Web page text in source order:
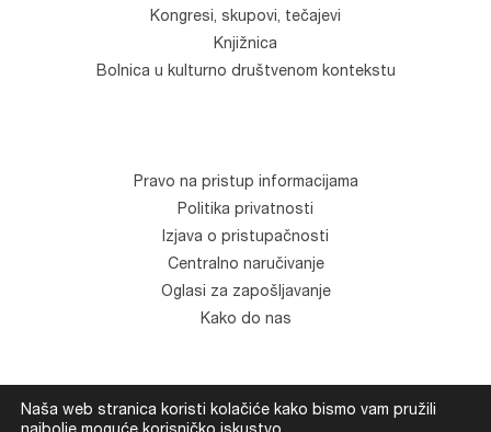
Kongresi, skupovi, tečajevi
Knjižnica
Bolnica u kulturno društvenom kontekstu
Pravo na pristup informacijama
Politika privatnosti
Izjava o pristupačnosti
Centralno naručivanje
Oglasi za zapošljavanje
Kako do nas
Naša web stranica koristi kolačiće kako bismo vam pružili